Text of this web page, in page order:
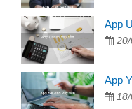
App
App